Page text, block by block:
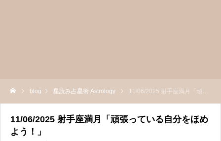
blog 星読み占星術 Astrology 11/06/2025 射手座満月「頑張っている自分をほめよう！」
11/06/2025 射手座満月「頑張っている自分をほめ
よう！」